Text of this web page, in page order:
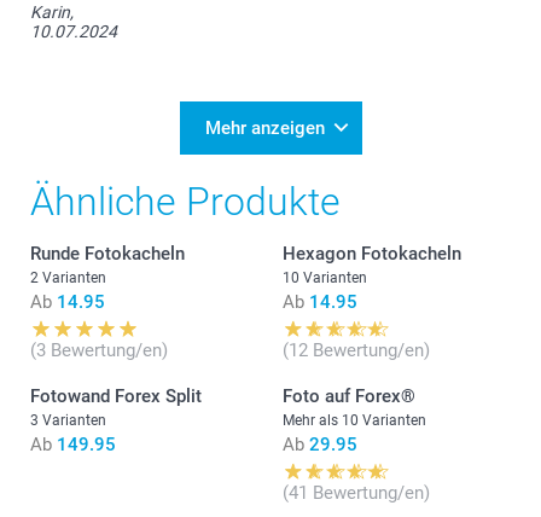
Karin,
10.07.2024
Mehr anzeigen
Ähnliche Produkte
Runde Fotokacheln
2 Varianten
Ab 14.95
(3 Bewertung/en)
Hexagon Fotokacheln
10 Varianten
Ab 14.95
(12 Bewertung/en)
Fotowand Forex Split
3 Varianten
Ab 149.95
Foto auf Forex®
Mehr als 10 Varianten
Ab 29.95
(41 Bewertung/en)